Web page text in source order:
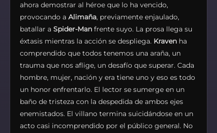
ahora demostrar al héroe que lo ha vencido,
provocando a Alimaña, previamente enjaulado,
batallar a Spider-Man frente suyo. La prosa llega su
éxtasis mientras la acción se despliega. Kraven ha
comprendido que todos tenemos una araña, un
trauma que nos aflige, un desafío que superar. Cada
hombre, mujer, nación y era tiene uno y eso es todo
un honor enfrentarlo. El lector se sumerge en un
baño de tristeza con la despedida de ambos ejes
enemistados. El villano termina suicidándose en un
acto casi incomprendido por el público general. No